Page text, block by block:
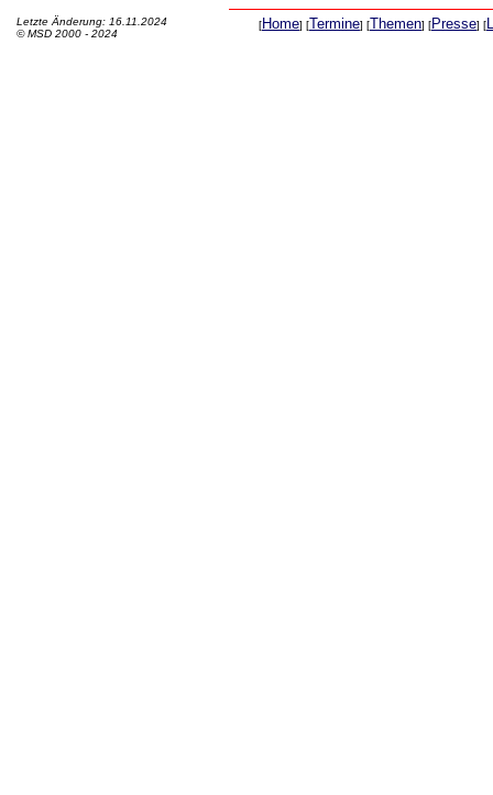
Letzte Änderung: 16.11.2024
© MSD 2000 - 2024
[Home] [Termine] [Themen] [Presse] [